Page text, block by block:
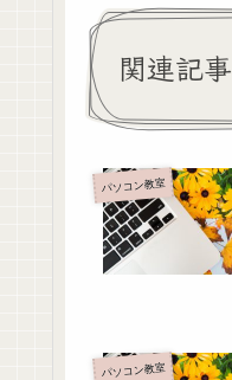
関連記事
パソコン教室
パソコン教室